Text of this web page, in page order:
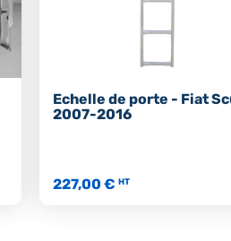
Echelle de porte - Fiat
2007-2016
227,00 € HT